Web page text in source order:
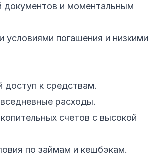
документов и моментальным
условиями погашения и низкими
доступ к средствам.
расходы.
счетов с высокой
по займам и кешбэкам.